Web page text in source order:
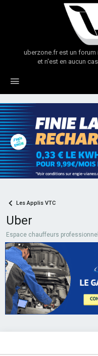
uberzone.fr est un
et n'est en aucun
Les Applis VTC
Uber
Espace chauffeurs